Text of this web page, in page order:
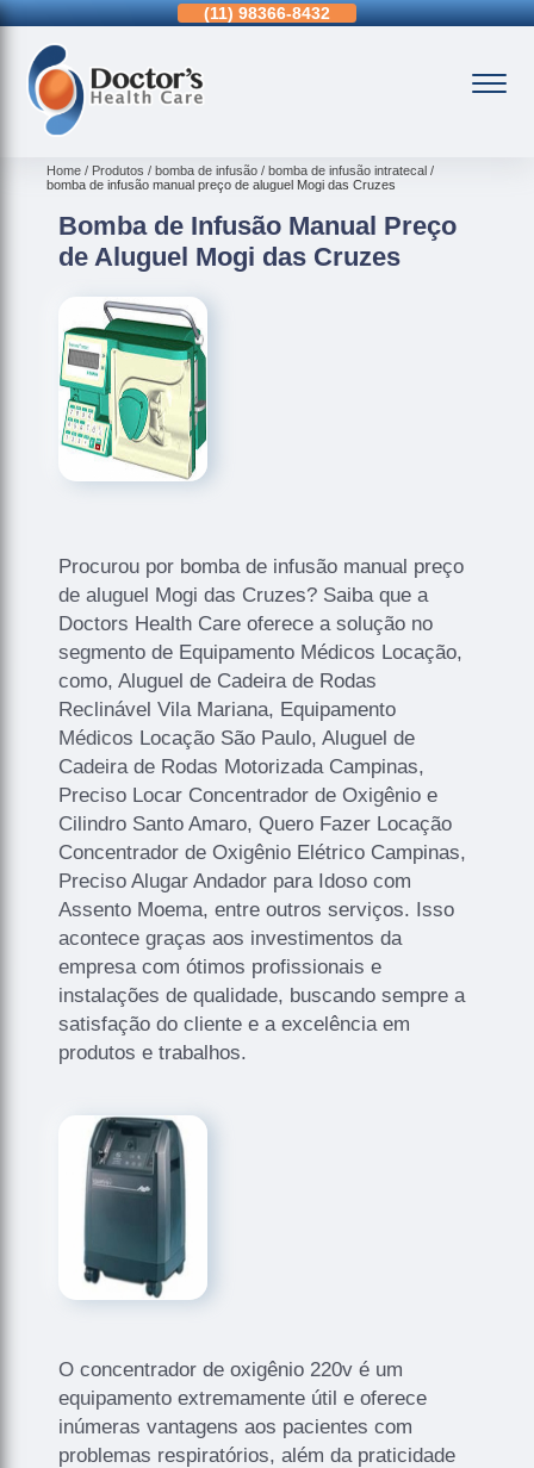
3963-0036 (11) 98366-8432 (15)3326-9334
Home Produtos bomba de infusão
bomba de infusão intratecal
bomba de infusão manual preço de aluguel Mogi das Cruzes
Bomba de Infusão Manual Preço
de Aluguel Mogi das Cruzes
Procurou por bomba de infusão manual preço
de aluguel Mogi das Cruzes? Saiba que a
Doctors Health Care oferece a solução no
segmento de Equipamento Médicos Locação,
como, Aluguel de Cadeira de Rodas
Reclinável Vila Mariana, Equipamento
Médicos Locação São Paulo, Aluguel de
Cadeira de Rodas Motorizada Campinas,
Preciso Locar Concentrador de Oxigênio e
Cilindro Santo Amaro, Quero Fazer Locação
Concentrador de Oxigênio Elétrico Campinas,
Preciso Alugar Andador para Idoso com
Assento Moema, entre outros serviços. Isso
acontece graças aos investimentos da
empresa com ótimos profissionais e
instalações de qualidade, buscando sempre a
satisfação do cliente e a excelência em
produtos e trabalhos.
O concentrador de oxigênio 220v é um
equipamento extremamente útil e oferece
inúmeras vantagens aos pacientes com
problemas respiratórios, além da praticidade